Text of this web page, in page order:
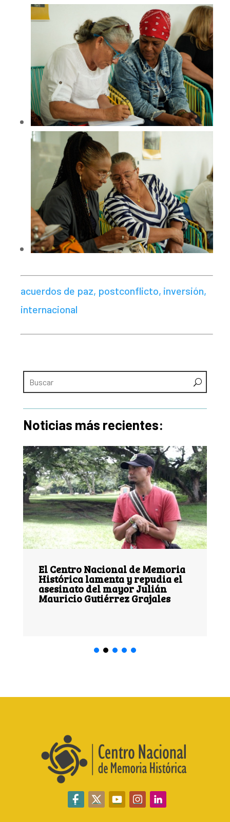
acuerdos de paz, postconflicto, inversión,
internacional
Noticias más recientes:
de Memoria
y repudia el
mayor Julián
Grajales
28 años después
Miraflores: la
territorio que